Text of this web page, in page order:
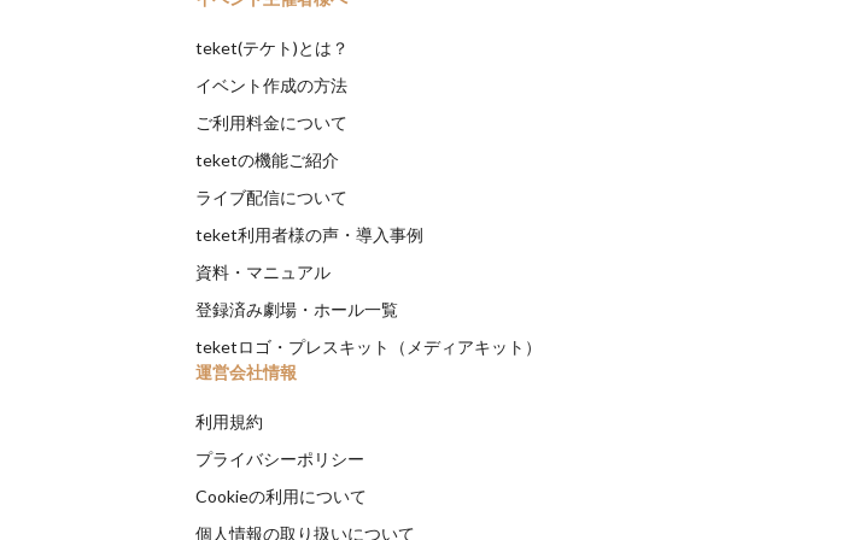
teket(テケト)とは？
イベント作成の方法
ご利用料金について
teketの機能ご紹介
ライブ配信について
teket利用者様の声・導入事例
資料・マニュアル
登録済み劇場・ホール一覧
teketロゴ・プレスキット（メディアキット）
運営会社情報
利用規約
プライバシーポリシー
Cookieの利用について
個人情報の取り扱いについて